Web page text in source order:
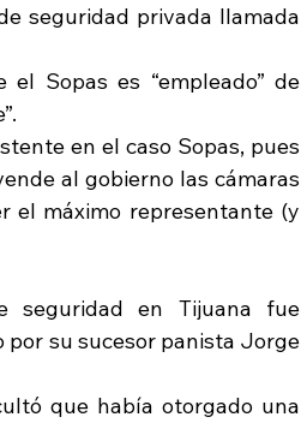
seguridad privada llamada
Sopas es “empleado” de
en el caso Sopas, pues
al gobierno las cámaras
el máximo representante (y
seguridad en Tijuana fue
su sucesor panista Jorge
que había otorgado una